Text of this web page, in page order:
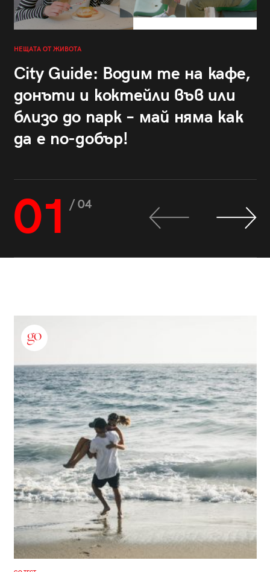
НЕЩАТА ОТ ЖИВОТА
City Guide: Водим те на кафе,
донъти и коктейли във или
близо до парк – май няма как
да е по-добър!
01 / 04